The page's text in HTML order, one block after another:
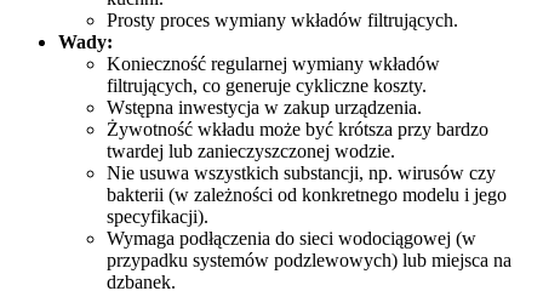
Prosty proces wymiany wkładów filtrujących.
Wady:
Konieczność regularnej wymiany wkładów
filtrujących, co generuje cykliczne koszty.
Wstępna inwestycja w zakup urządzenia.
Żywotność wkładu może być krótsza przy bardzo
twardej lub zanieczyszczonej wodzie.
Nie usuwa wszystkich substancji, np. wirusów czy
bakterii (w zależności od konkretnego modelu i jego
specyfikacji).
Wymaga podłączenia do sieci wodociągowej (w
przypadku systemów podzlewowych) lub miejsca na
dzbanek.